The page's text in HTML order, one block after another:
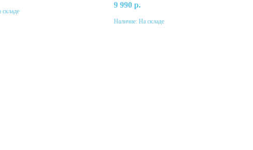
складе
9 990 р.
В корзину
Наличие: На складе